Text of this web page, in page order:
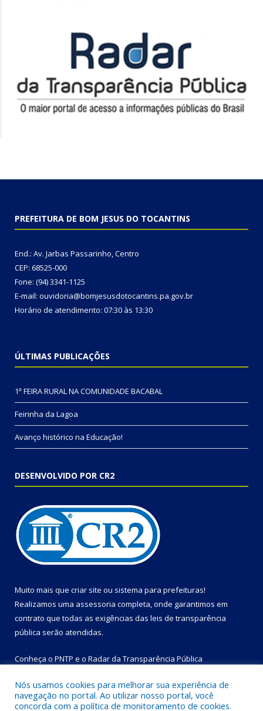
PREFEITURA DE BOM JESUS DO TOCANTINS
End.: Av. Jarbas Passarinho, Centro
CEP: 68525-000
Fone: (94) 3341-1125
E-mail: ouvidoria@bomjesusdotocantins.pa.gov.br
Horário de atendimento: 07:30 às 13:30
ÚLTIMAS PUBLICAÇÕES
1ª FEIRA RURAL NA COMUNIDADE BACABAL
Feirinha da Lagoa
Avanço histórico na Educação!
DESENVOLVIDO POR CR2
Muito mais que criar site ou sistema para prefeituras!
Realizamos uma assessoria completa, onde garantimos em
contrato que todas as exigências das leis de transparência
pública serão atendidas.
Conheça o PNTP e o Radar da Transparência Pública
Nós usamos cookies para melhorar sua experiência de
navegação no portal. Ao utilizar nosso portal, você
concorda com a política de monitoramento de cookies.